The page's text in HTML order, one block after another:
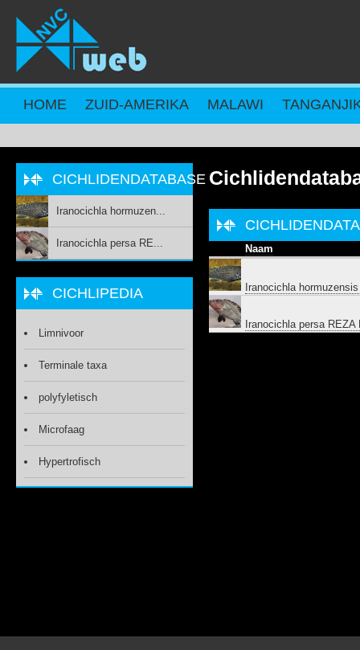
Overslaan en naar de inhoud gaan
HOME ZUID-AMERIKA MALAWI
Naam
Iranocichla
Iranocichla persa
CICHLIDENDATABASE
Iranocichla hormuzen...
Iranocichla persa RE...
CICHLIPEDIA
Limnivoor
Terminale taxa
polyfyletisch
Microfaag
Hypertrofisch